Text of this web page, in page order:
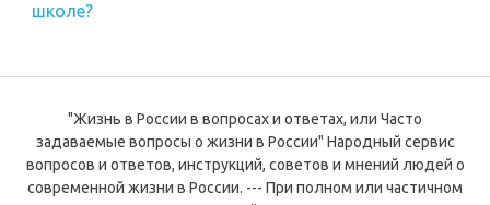
школе?
"Жизнь в России в вопросах и ответах, или Часто
задаваемые вопросы о жизни в России" Народный сервис
вопросов и ответов, инструкций, советов и мнений людей о
современной жизни в России. --- При полном или частичном